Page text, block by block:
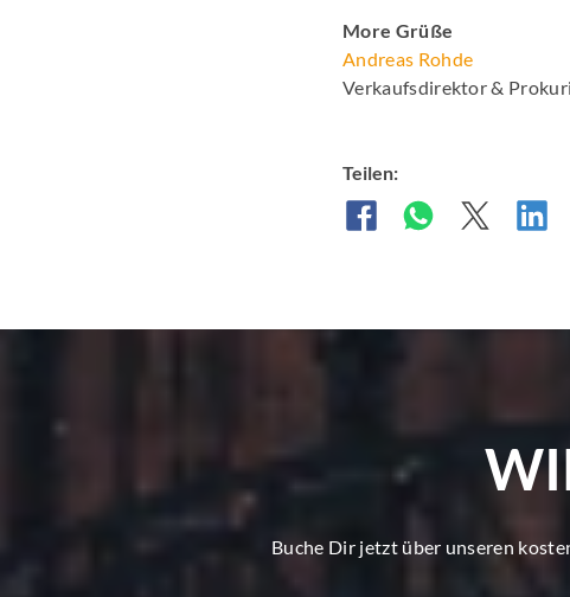
More Grüße
Andreas Rohde
Verkaufsdirektor & Proku
Teilen:
Buche Dir jetzt über unseren